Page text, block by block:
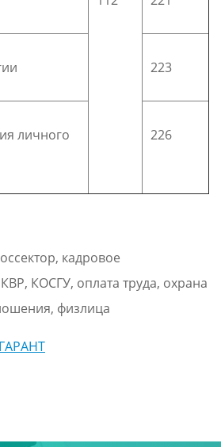
223
личного
226
кадровое
КОСГУ, оплата труда, охрана
физлица